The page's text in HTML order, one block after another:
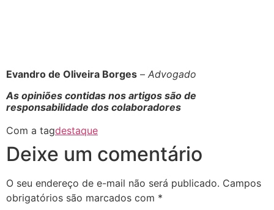
Evandro de Oliveira Borges – Advogado
As opiniões contidas nos artigos são de
responsabilidade dos colaboradores
Com a tagdestaque
Deixe um comentário
O seu endereço de e-mail não será publicado. Campos
obrigatórios são marcados com *